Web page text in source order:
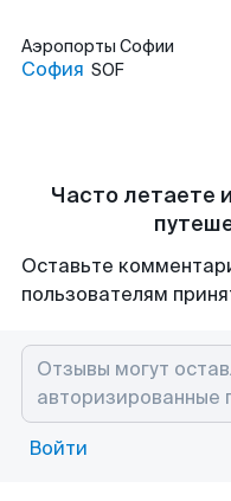
Аэропорты Софии
София SOF
Часто летаете
Оставьте
пользователям
Войти